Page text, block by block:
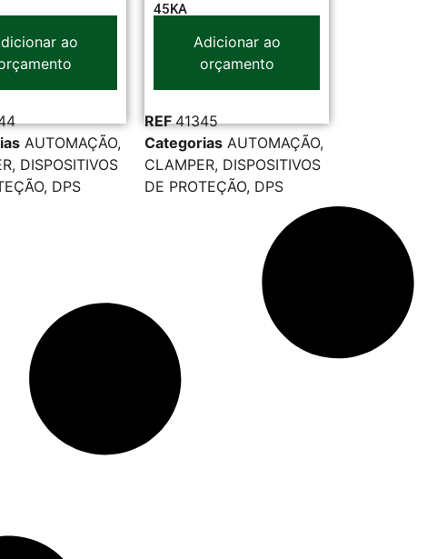
ao
AUTOMAÇÃO,
, DISPOSITIVOS
, DPS
45KA
Adicionar ao
orçamento
REF41345
Categorias AUTOMAÇÃO,
CLAMPER, DISPOSITIVOS
DE PROTEÇÃO, DPS